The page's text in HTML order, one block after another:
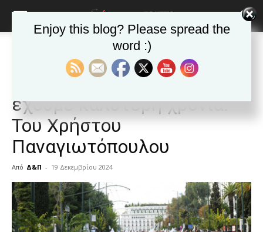
ΕΦΗΜΕΡΙΔΑ Άρθρα
Δεν αρκούν οι ευχές για να
έχουμε καλύτερη χρονιά.
Του Χρήστου
Παναγιωτόπουλου
Από Δ&Π - 19 Δεκεμβρίου 2024
blonde
lesbians
very
hot
Enjoy this blog? Please spread the
word :)